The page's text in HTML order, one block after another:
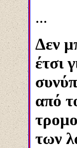
...
Δεν
έτσι
από
των